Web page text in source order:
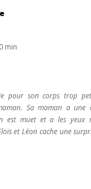
min
pour son corps trop
Sa maman a une
est muet et a les yeux
et Léon cache une